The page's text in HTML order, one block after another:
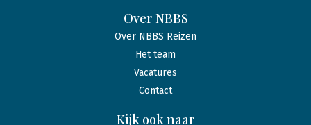
Over NBBS
Over NBBS Reizen
Het team
Vacatures
Contact
Kijk ook naar